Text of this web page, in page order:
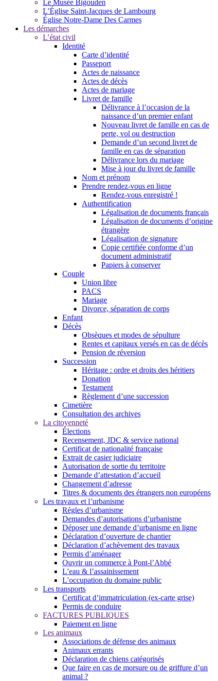
Le Musée Bigouden
L’Église Saint-Jacques de Lambourg
Église Notre-Dame Des Carmes
Les démarches
L’état civil
Identité
Carte d’identité
Passeport
Actes de naissance
Actes de décès
Actes de mariage
Livret de famille
Délivrance à l’occasion de la
naissance d’un premier enfant
Nouveau livret de famille en cas de
perte, vol ou destruction
Demande d’un second livret de
famille en cas de séparation
Délivrance lors du mariage
Mise à jour du livret de famille
Nom et prénom
Prendre rendez-vous en ligne
Rendez-vous enregistré !
Authentification
Légalisation de documents français
Légalisation de documents d’origine
étrangère
Légalisation de signature
Copie certifiée conforme d’un
document administratif
Papiers à conserver
Couple
Union libre
PACS
Mariage
Divorce, séparation de corps
Enfant
Décès
Obsèques et modes de sépulture
Rentes et capitaux versés en cas de décès
Pension de réversion
Succession
Héritage : ordre et droits des héritiers
Donation
Testament
Règlement d’une succession
Cimetière
Consultation des archives
La citoyenneté
Élections
Recensement, JDC & service national
Certificat de nationalité française
Extrait de casier judiciaire
Autorisation de sortie du territoire
Demande d’attestation d’accueil
Changement d’adresse
Titres & documents des étrangers non européens
Les travaux et l’urbanisme
Règles d’urbanisme
Demandes d’autorisations d’urbanisme
Déposer une demande d’urbanisme en ligne
Déclaration d’ouverture de chantier
Déclaration d’achèvement des travaux
Permis d’aménager
Ouvrir un commerce à Pont-l’Abbé
L’eau & l’assainissement
L’occupation du domaine public
Les transports
Certificat d’immatriculation (ex-carte grise)
Permis de conduire
FACTURES PUBLIQUES
Paiement en ligne
Les animaux
Associations de défense des animaux
Animaux errants
Déclaration de chiens catégorisés
Que faire en cas de morsure ou de griffure d’un
animal ?